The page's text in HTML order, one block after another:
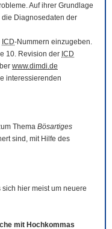
Auf ihrer Grundlage
Diagnosedaten der
ICD-Nummern einzugeben.
10. Revision der ICD
www.dimdi.de
interessierenden
Thema Bösartiges
sind, mit Hilfe des
hier meist um neuere
mit Hochkommas